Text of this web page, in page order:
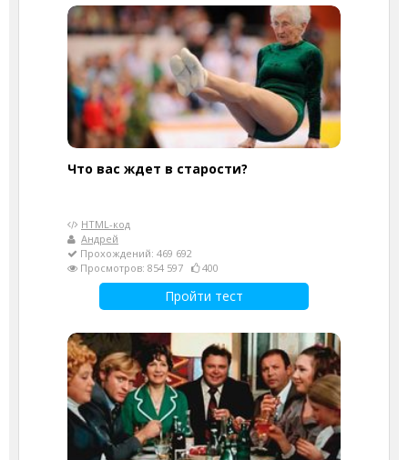
Что вас ждет в старости?
HTML-код
Андрей
Прохождений: 469 692
Просмотров: 854 597
400
Пройти тест